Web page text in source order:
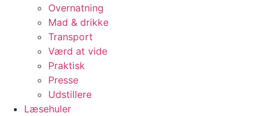
Overnatning
Mad & drikke
Transport
Værd at vide
Praktisk
Presse
Udstillere
Læsehuler